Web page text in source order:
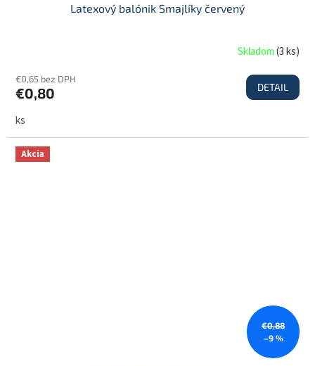
Latexový balónik Smajlíky červený
Skladom(3 ks)
€0,65 bez DPH
€0,80 DETAIL
ks
Akcia
€0,88
–9 %